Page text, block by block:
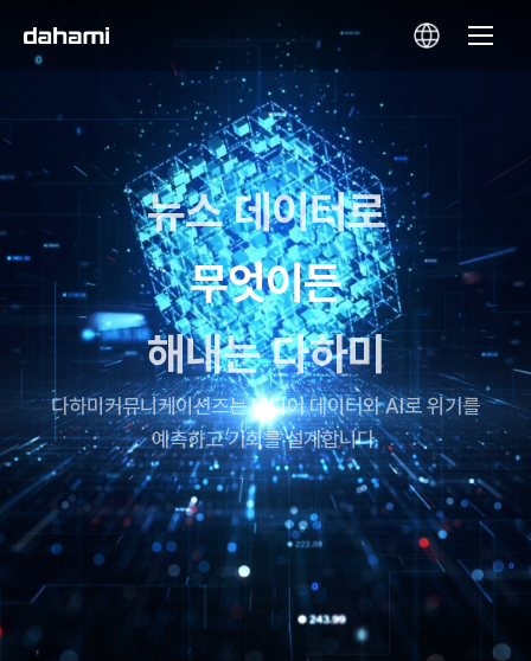
뉴스 데이터로
모니터링을
해내는 다하미
다하미커뮤니케이션즈는 미디어 데이터와 AI로 위기를
예측하고 기회를 설계합니다.